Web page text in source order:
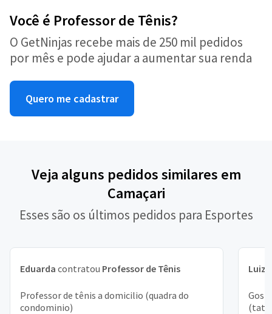
Você é Professor de Tênis?
O GetNinjas recebe mais de 250 mil pedidos
por mês e pode ajudar a aumentar sua renda
Quero me cadastrar
Veja alguns pedidos similares em
Camaçari
Esses são os últimos pedidos para Esportes
Eduarda contratou Professor de Tênis
Professor de tênis a domicilio (quadra do
condominio)
Luiz